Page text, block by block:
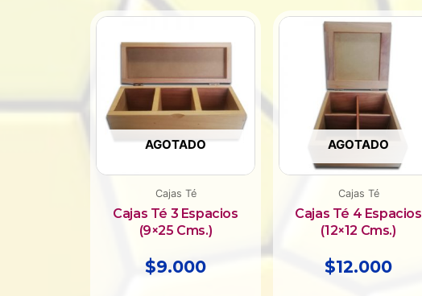
AGOTADO
Cajas Té
Cajas Té 3 Espacios
(9×25 Cms.)
$9.000
AGOTADO
Cajas Té
Cajas Té 4 Espacios
(12×12 Cms.)
$12.000